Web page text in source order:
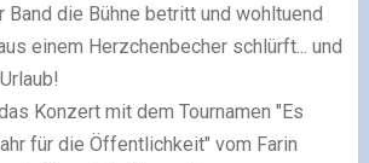
Band die Bühne betritt und wohltuend
einem Herzchenbecher schlürft... und
Konzert mit dem Tournamen "Es
für die Öffentlichkeit" vom Farin